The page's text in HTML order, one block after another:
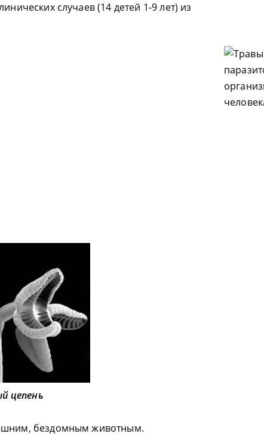
случаев (14 детей 1-9 лет) из
цепень
бездомным животным.